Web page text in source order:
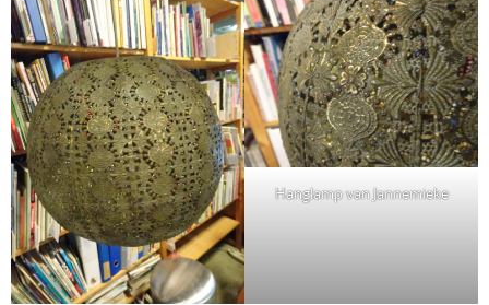
Hanglamp van Jannemieke